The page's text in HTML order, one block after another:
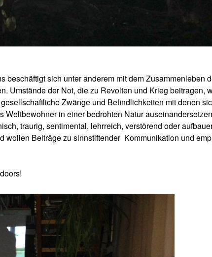
beschäftigt sich unter anderem mit dem Zusammenleben
Umstände der Not, die zu Revolten und Krieg beitragen,
Zwänge und Befindlichkeiten mit denen
Weltbewohner in einer bedrohten Natur
traurig, sentimental, lehrreich, verstörend oder
wollen Beiträge zu sinnstiftender Kommunikation und